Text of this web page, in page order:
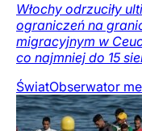
Włochy odrzuciły
ograniczeń na
migracyjnym w
co najmniej do 15
ŚwiatObserwator